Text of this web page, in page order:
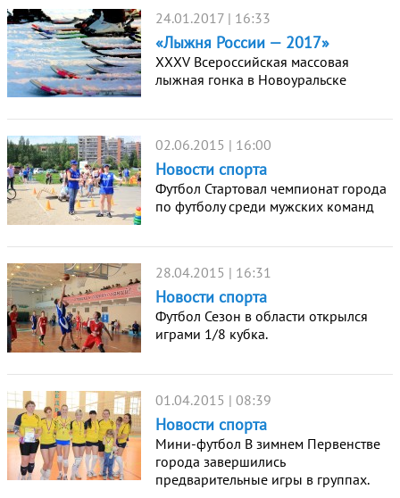
24.01.2017 | 16:33
«Лыжня России — 2017»
ХХХV Всероссийская массовая
лыжная гонка в Новоуральске
02.06.2015 | 16:00
Новости спорта
Футбол Стартовал чемпионат города
по футболу среди мужских команд
28.04.2015 | 16:31
Новости спорта
Футбол Сезон в области открылся
играми 1/8 кубка.
01.04.2015 | 08:39
Новости спорта
Мини-футбол В зимнем Первенстве
города завершились
предварительные игры в группах.